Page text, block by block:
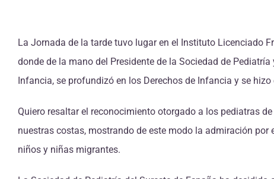
La Jornada de la tarde tuvo lugar en el Instituto Licenciado
donde de la mano del Presidente de la Sociedad de
Infancia, se profundizó en los Derechos de Infancia y se
Quiero resaltar el reconocimiento otorgado a los pediatras
nuestras costas, mostrando de este modo la admiración
niños y niñas migrantes.